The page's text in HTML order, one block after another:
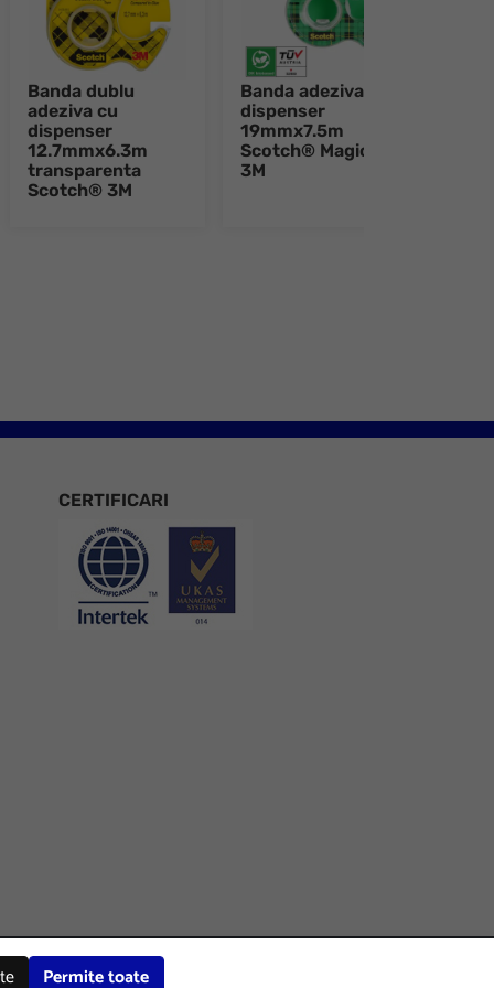
Banda dublu
adeziva cu
dispenser
12.7mmx6.3m
transparenta
Scotch® 3M
Banda adeziva cu
dispenser
19mmx7.5m
Scotch® Magic™
3M
CERTIFICARI
Permite toate